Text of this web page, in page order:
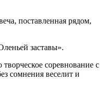
поставленная рядом,
заставы».
творческое соревнование с
сомнения веселит и